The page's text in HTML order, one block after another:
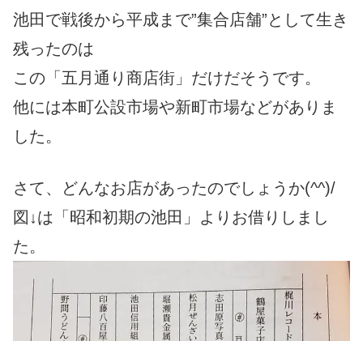
池田で戦後から平成まで”集合店舗”として生き
残ったのは
この「五月通り商店街」だけだそうです。
他には本町公設市場や新町市場などがありま
した。
さて、どんなお店があったのでしょうか(^^)/
図↓は「昭和初期の池田」よりお借りしまし
た。